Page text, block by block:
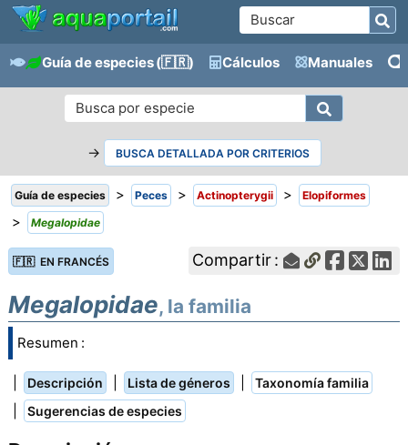
Guía de especies(🇫🇷) Cálculos Manuales
→ BUSCA DETALLADA POR CRITERIOS
Guía de especies > Peces > Actinopterygii > Elopiformes
> Megalopidae
🇫🇷 EN FRANCÉS Compartir :
Megalopidae, la familia
Resumen :
Descripción Lista de géneros Taxonomía familia
Sugerencias de especies